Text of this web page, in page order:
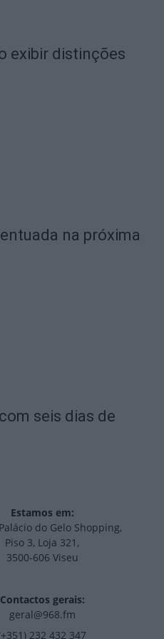
exibir distinções
na próxima
seis dias de
Estamos em:
do Gelo Shopping,
Piso 3, Loja 321,
3500-606 Viseu
Contactos gerais:
geral@968.fm
232 432 347